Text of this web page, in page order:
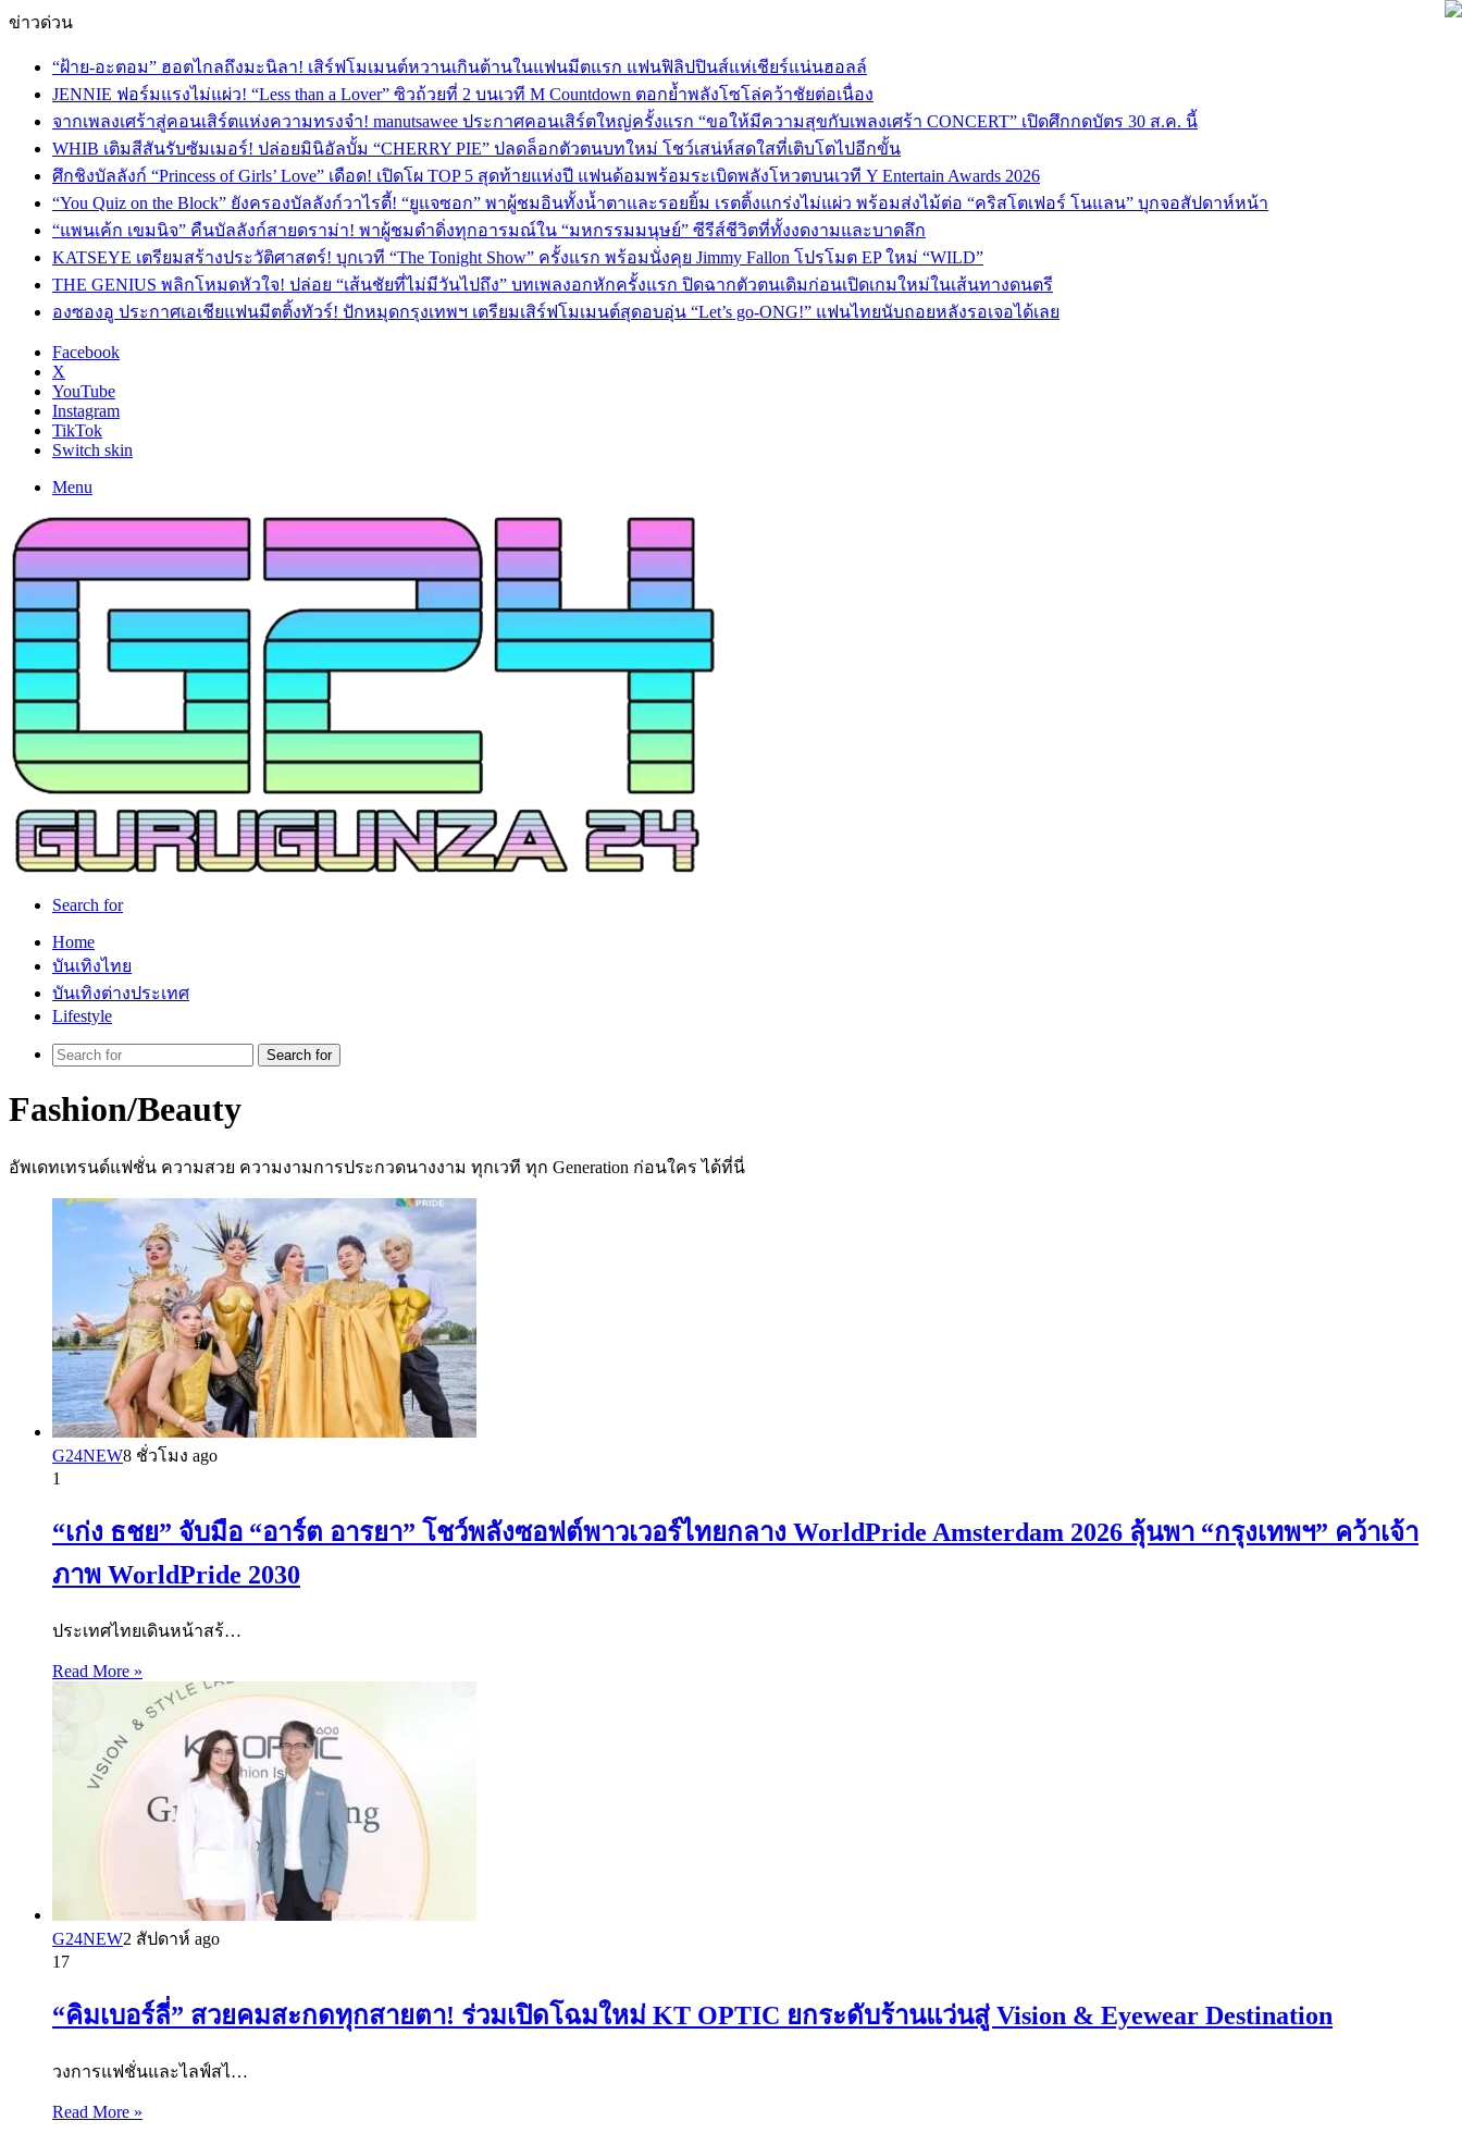
ข่าวด่วน
“ฝ้าย-อะตอม” ฮอตไกลถึงมะนิลา! เสิร์ฟโมเมนต์หวานเกินต้านในแฟนมีตแรก แฟนฟิลิปปินส์แห่เชียร์แน่นฮอลล์
JENNIE ฟอร์มแรงไม่แผ่ว! “Less than a Lover” ซิวถ้วยที่ 2 บนเวที M Countdown ตอกย้ำพลังโซโล่คว้าชัยต่อเนื่อง
จากเพลงเศร้าสู่คอนเสิร์ตแห่งความทรงจำ! manutsawee ประกาศคอนเสิร์ตใหญ่ครั้งแรก “ขอให้มีความสุขกับเพลงเศร้า CONCERT” เปิดศึกกดบัตร 30 ส.ค. นี้
WHIB เติมสีสันรับซัมเมอร์! ปล่อยมินิอัลบั้ม “CHERRY PIE” ปลดล็อกตัวตนบทใหม่ โชว์เสน่ห์สดใสที่เติบโตไปอีกขั้น
ศึกชิงบัลลังก์ “Princess of Girls’ Love” เดือด! เปิดโผ TOP 5 สุดท้ายแห่งปี แฟนด้อมพร้อมระเบิดพลังโหวตบนเวที Y Entertain Awards 2026
“You Quiz on the Block” ยังครองบัลลังก์วาไรตี้! “ยูแจซอก” พาผู้ชมอินทั้งน้ำตาและรอยยิ้ม เรตติ้งแกร่งไม่แผ่ว พร้อมส่งไม้ต่อ “คริสโตเฟอร์ โนแลน” บุกจอสัปดาห์หน้า
“แพนเค้ก เขมนิจ” คืนบัลลังก์สายดราม่า! พาผู้ชมดำดิ่งทุกอารมณ์ใน “มหกรรมมนุษย์” ซีรีส์ชีวิตที่ทั้งงดงามและบาดลึก
KATSEYE เตรียมสร้างประวัติศาสตร์! บุกเวที “The Tonight Show” ครั้งแรก พร้อมนั่งคุย Jimmy Fallon โปรโมต EP ใหม่ “WILD”
THE GENIUS พลิกโหมดหัวใจ! ปล่อย “เส้นชัยที่ไม่มีวันไปถึง” บทเพลงอกหักครั้งแรก ปิดฉากตัวตนเดิมก่อนเปิดเกมใหม่ในเส้นทางดนตรี
องซองอู ประกาศเอเชียแฟนมีตติ้งทัวร์! ปักหมุดกรุงเทพฯ เตรียมเสิร์ฟโมเมนต์สุดอบอุ่น “Let’s go-ONG!” แฟนไทยนับถอยหลังรอเจอได้เลย
Facebook
X
YouTube
Instagram
TikTok
Switch skin
Menu
Search for
Home
บันเทิงไทย
บันเทิงต่างประเทศ
Lifestyle
Search for
Fashion/Beauty
อัพเดทเทรนด์แฟชั่น ความสวย ความงามการประกวดนางงาม ทุกเวที ทุก Generation ก่อนใคร ได้ที่นี่
G24NEW8 ชั่วโมง ago
1
“เก่ง ธชย” จับมือ “อาร์ต อารยา” โชว์พลังซอฟต์พาวเวอร์ไทยกลาง WorldPride Amsterdam 2026 ลุ้นพา “กรุงเทพฯ” คว้าเจ้า
ภาพ WorldPride 2030
ประเทศไทยเดินหน้าสร้…
Read More »
G24NEW2 สัปดาห์ ago
17
“คิมเบอร์ลี่” สวยคมสะกดทุกสายตา! ร่วมเปิดโฉมใหม่ KT OPTIC ยกระดับร้านแว่นสู่ Vision & Eyewear Destination
วงการแฟชั่นและไลฟ์สไ…
Read More »